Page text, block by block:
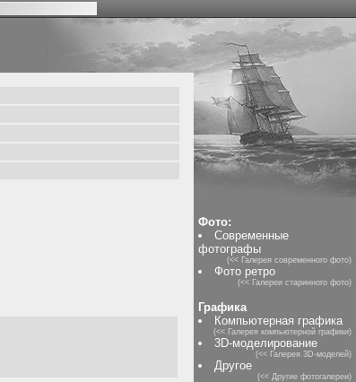
Фото:
Современные
фотографы
(<< Галерея современного фото)
Фото ретро
(<< Галереи старинного фото)
Графика
Компьютерная графика
(<< Галерея компьютерной графики)
3D-моделирование
(<< Галерея 3D-моделей)
Другое
(<< Другие фотогалереи)